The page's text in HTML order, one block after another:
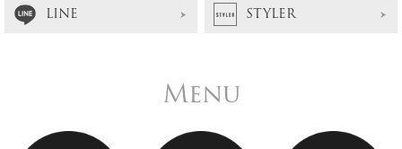
LINE
STYLER
Menu